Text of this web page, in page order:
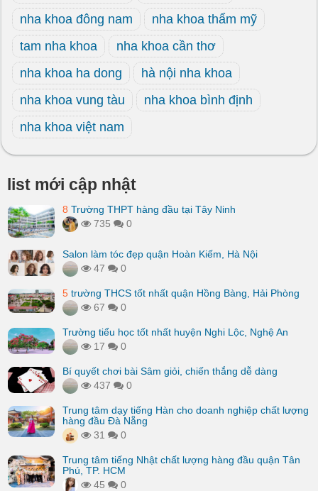
nha khoa đông nam
nha khoa thẩm mỹ
tam nha khoa
nha khoa cần thơ
nha khoa ha dong
hà nội nha khoa
nha khoa vung tàu
nha khoa bình định
nha khoa việt nam
list mới cập nhật
8 Trường THPT hàng đầu tại Tây Ninh
735
0
Salon làm tóc đẹp quận Hoàn Kiếm, Hà Nội
47
0
5 trường THCS tốt nhất quận Hồng Bàng, Hải Phòng
67
0
Trường tiểu học tốt nhất huyện Nghi Lộc, Nghệ An
17
0
Bí quyết chơi bài Sâm giỏi, chiến thắng dễ dàng
437
0
Trung tâm dạy tiếng Hàn cho doanh nghiệp chất lượng
hàng đầu Đà Nẵng
31
0
Trung tâm tiếng Nhật chất lượng hàng đầu quận Tân
Phú, TP. HCM
45
0